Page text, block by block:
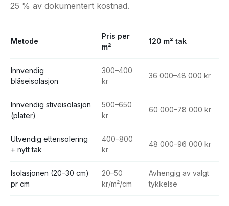
25 % av dokumentert kostnad.
Metode
Pris per
m²
120 m² tak
Innvendig
blåseisolasjon
300–400
kr
36 000–48 000 kr
Innvendig stiveisolasjon
(plater)
500–650
kr
60 000–78 000 kr
Utvendig etterisolering
+ nytt tak
400–800
kr
48 000–96 000 kr
Isolasjonen (20–30 cm)
pr cm
20–50
kr/m²/cm
Avhengig av valgt
tykkelse